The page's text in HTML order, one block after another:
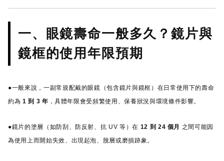
一、眼鏡壽命一般多久？鏡片與
鏡框的使用年限預期
●一般來說，一副常規配戴的眼鏡（包含鏡片與鏡框）在日常使用下的壽命
約為 1 到 3 年 ，具體年限會受頻繁使用、保養狀況與環境條件影響。
●鏡片的塗層（如防刮、防反射、抗 UV 等）在 12 到 24 個月
之間可能因
為使用上而開始失效、出現起泡、脫層或磨損跡象。